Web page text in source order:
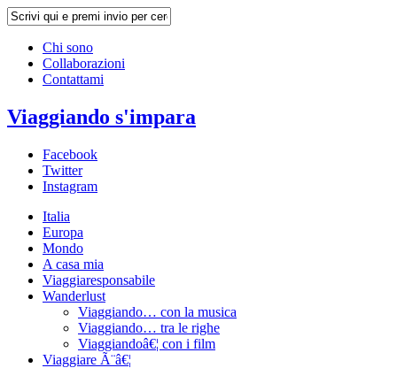
Chi sono
Collaborazioni
Contattami
Viaggiando s'impara
Facebook
Twitter
Instagram
Italia
Europa
Mondo
A casa mia
Viaggiaresponsabile
Wanderlust
Viaggiando… con la musica
Viaggiando… tra le righe
Viaggiandoâ€¦ con i film
Viaggiare Ã¨â€¦